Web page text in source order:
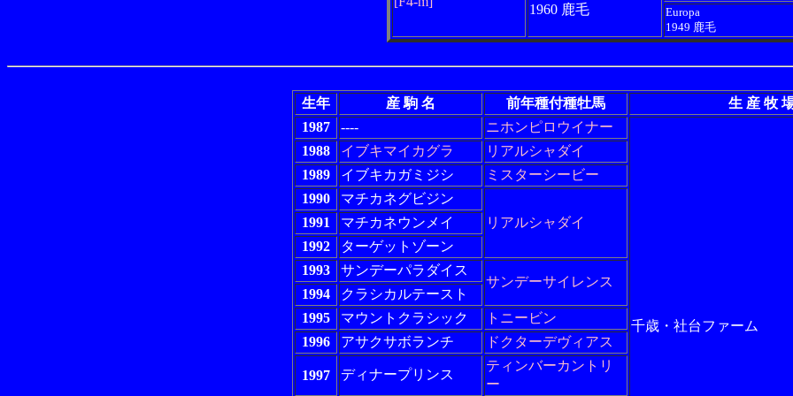
1960 鹿毛
Europa
1949 鹿毛
生年 産 駒 名 前年種付種牡馬
生 産 牧
1987
---- ニホンピロウイナー
千歳・社台ファーム
1988 イブキマイカグラ
リアルシャダイ
1989
イブキカガミジシ
ミスターシービー
1990
マチカネグビジン
リアルシャダイ
1991
マチカネウンメイ
1992
ターゲットゾーン
1993
サンデーパラダイス
サンデーサイレンス
1994
クラシカルテースト
1995
マウントクラシック
トニービン
1996
アサクサボランチ ドクターデヴィアス
1997 ディナープリンス
ティンバーカントリ
ー